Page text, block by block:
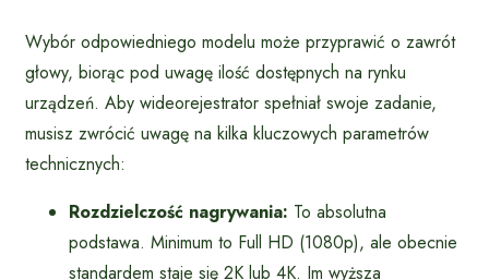
Wybór odpowiedniego modelu może przyprawić o zawrót
głowy, biorąc pod uwagę ilość dostępnych na rynku
urządzeń. Aby wideorejestrator spełniał swoje zadanie,
musisz zwrócić uwagę na kilka kluczowych parametrów
technicznych:
Rozdzielczość nagrywania: To absolutna
podstawa. Minimum to Full HD (1080p), ale obecnie
standardem staje się 2K lub 4K. Im wyższa